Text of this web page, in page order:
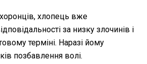
хлопець вже
за низку злочинів і
терміні. Наразі йому
позбавлення волі.